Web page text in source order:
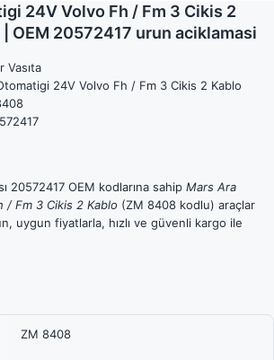
24V Volvo Fh / Fm 3 Cikis 2
OEM 20572417 urun aciklamasi
Vasıta
24V Volvo Fh / Fm 3 Cikis 2 Kablo
20572417 OEM kodlarına sahip Mars Ara
/ Fm 3 Cikis 2 Kablo (ZM 8408 kodlu) araçlar
uygun fiyatlarla, hızlı ve güvenli kargo ile
ZM 8408